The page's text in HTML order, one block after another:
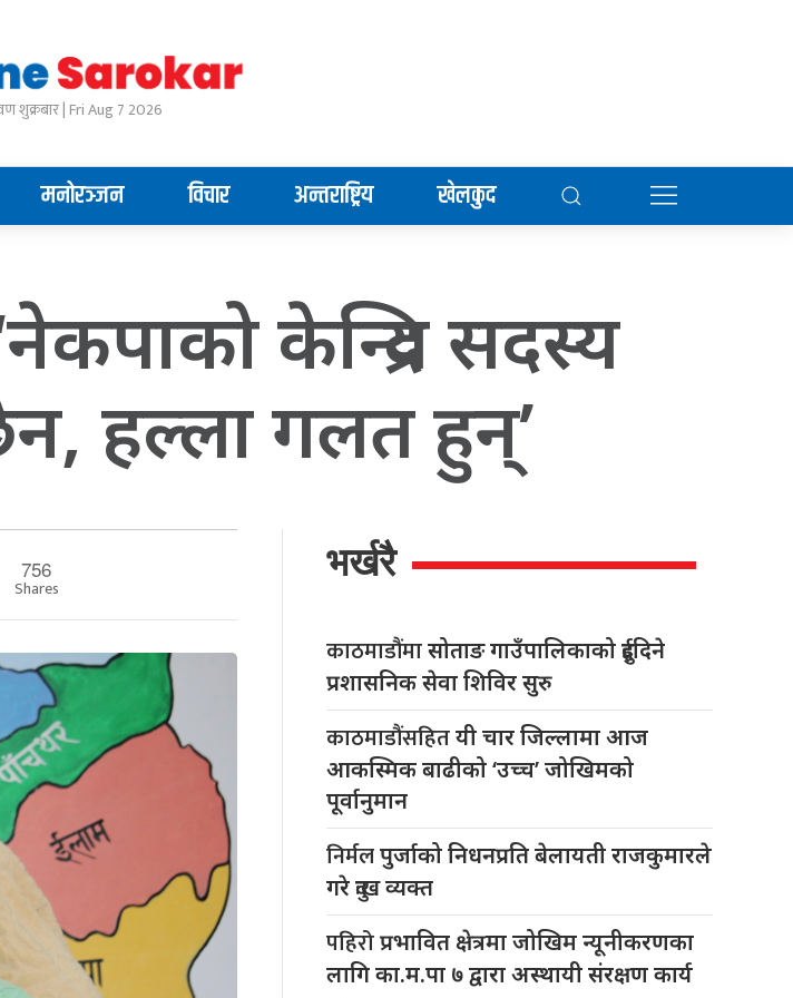
शुक्रबार | Fri Aug 7 2026
मनोरञ्जन विचार अन्तराष्ट्रिय खेलकुद
केन्द्रिय सदस्य
हल्ला गलत हुन्’
756
Shares
भर्खरै
काठमाडौंमासोताङ गाउँपालिकाको दुईदिने
प्रशासनिक सेवा शिविर सुरु
काठमाडौंसहितयी चार जिल्लामा आज
आकस्मिक बाढीको ‘उच्च’ जोखिमको
पूर्वानुमान
निर्मलपुर्जाको निधनप्रति बेलायती राजकुमारले
गरे दुःख व्यक्त
पहिरोप्रभावित क्षेत्रमा जोखिम न्यूनीकरणका
लागि का.म.पा ७ द्वारा अस्थायी संरक्षण कार्य